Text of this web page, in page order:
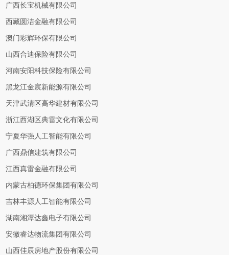
广西长宝机械有限公司
西藏圆洁金融有限公司
澳门彩辉环保有限公司
山西合迪保险有限公司
河南安阳科技保险有限公司
黑龙江金宸新能源有限公司
天津武清区高华建材有限公司
浙江西湖区典雷文化有限公司
宁夏华强人工智能有限公司
广西鼎信建筑有限公司
江西真雷金融有限公司
内蒙古柏德环保集团有限公司
吉林丰源人工智能有限公司
湖南湘潭达鑫电子有限公司
安徽睿达物流集团有限公司
山西佳辰房地产股份有限公司